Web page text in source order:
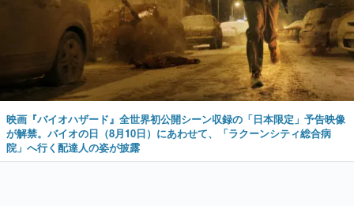
映画『バイオハザード』全世界初公開シーン収録の「日本限定」予告映像
が解禁。バイオの日（8月10日）にあわせて、「ラクーンシティ総合病
院」へ行く配達人の姿が披露